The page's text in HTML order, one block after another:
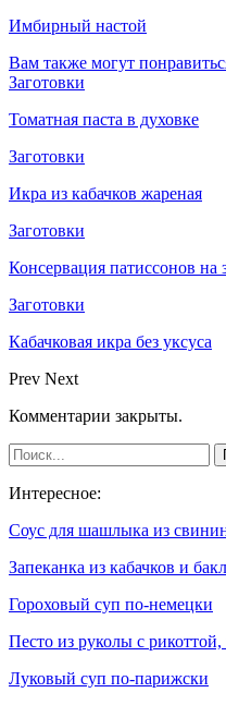
Имбирный настой
Вам также могут
Заготовки
Томатная паста в духовке
Заготовки
Икра из кабачков жареная
Заготовки
Консервация патиссонов на
Заготовки
Кабачковая икра без уксуса
Prev Next
Комментарии закрыты.
Интересное:
Соус для шашлыка из
Запеканка из кабачков и
Гороховый суп по-немецки
Песто из руколы с
Луковый суп по-парижски